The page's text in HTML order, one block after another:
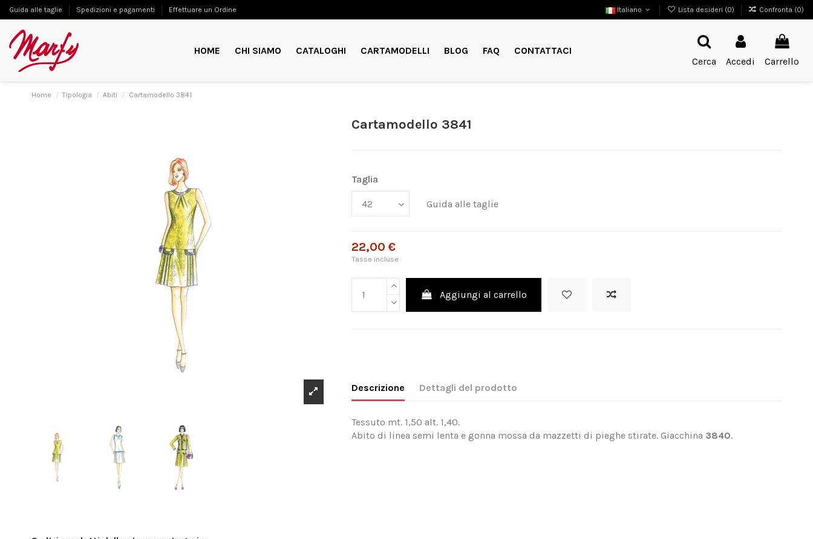
Guida alle taglie Spedizioni e pagamenti Effettuare un Ordine Italiano Lista desideri (0) Confronta (0)
HOME CHI SIAMO CATALOGHI CARTAMODELLI BLOG FAQ
CONTATTACI
Cerca
Accedi Carrello
Home Tipologia Abiti Cartamodello 3841
Cartamodello 3841
Taglia
Guida alle taglie
22,00 €
Tasse incluse
Aggiungi al carrello
Descrizione Dettagli del prodotto
Tessuto mt. 1,50 alt. 1,40.
Abito di linea semi lenta e gonna mossa da mazzetti di pieghe stirate. Giacchina 3840.